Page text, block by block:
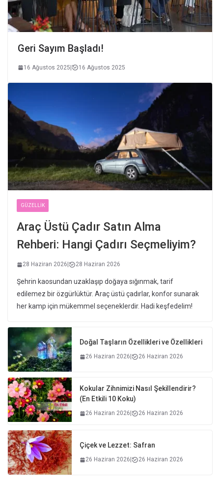
Geri Sayım Başladı!
16 Ağustos 2025| 16 Ağustos 2025
GÜZELLIK
Araç Üstü Çadır Satın Alma
Rehberi: Hangi Çadırı Seçmeliyim?
28 Haziran 2026 28 Haziran 2026
Şehrin kaosundan uzaklaşıp doğaya sığınmak, tarif
edilemez bir özgürlüktür. Araç üstü çadırlar, konfor sunarak
her kamp için mükemmel seçeneklerdir. Hadi keşfedelim!
Doğal Taşların Özellikleri ve Özellikleri
26 Haziran 2026 26 Haziran 2026
Kokular Zihnimizi Nasıl Şekillendirir?
(En Etkili 10 Koku)
26 Haziran 2026 26 Haziran 2026
Çiçek ve Lezzet: Safran
26 Haziran 2026 26 Haziran 2026